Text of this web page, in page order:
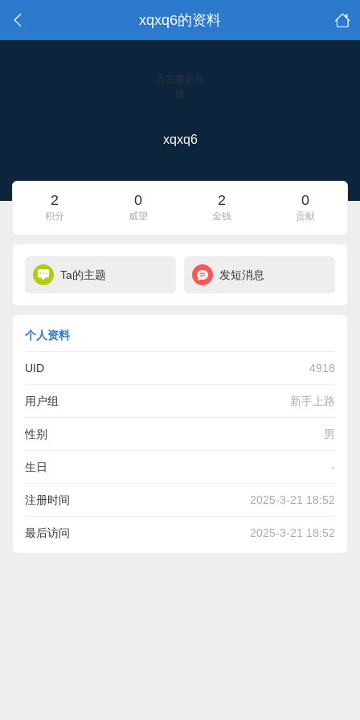
xqxq6的资料
点击重新加
载
xqxq6
2
积分
0
威望
2
金钱
0
贡献
Ta的主题 发短消息
个人资料
UID 4918
用户组 新手上路
性别 男
生日 -
注册时间 2025-3-21 18:52
最后访问 2025-3-21 18:52